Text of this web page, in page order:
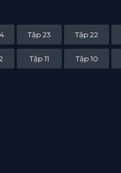
Tập 23 Tập 22
Tập 11 Tập 10